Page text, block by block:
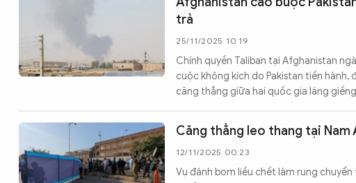
trả
25/11/2025 10:19
Chính quyền Taliban tại Afghanistan
cuộc không kích do Pakistan tiến hành,
căng thẳng giữa hai quốc gia láng
Căng thẳng leo thang tại Nam
12/11/2025 00:23
Vụ đánh bom liều chết làm rung chuyển